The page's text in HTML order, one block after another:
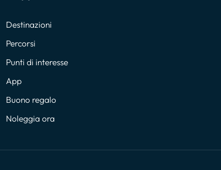
Destinazioni
Percorsi
Punti di interesse
App
Buono regalo
Noleggia ora